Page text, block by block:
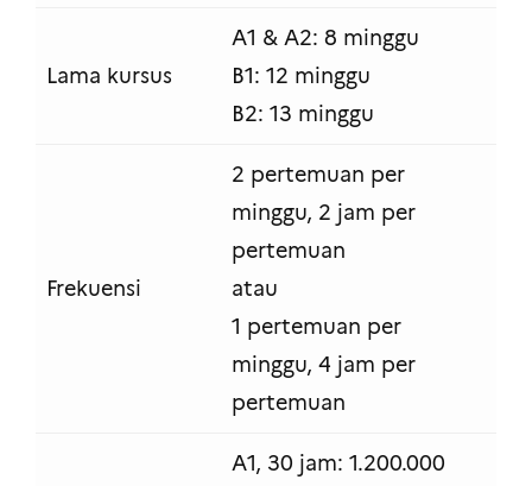
Lama kursus
A1 & A2: 8 minggu
B1: 12 minggu
B2: 13 minggu
Frekuensi
2 pertemuan per
minggu, 2 jam per
pertemuan
atau
1 pertemuan per
minggu, 4 jam per
pertemuan
A1, 30 jam: 1.200.000